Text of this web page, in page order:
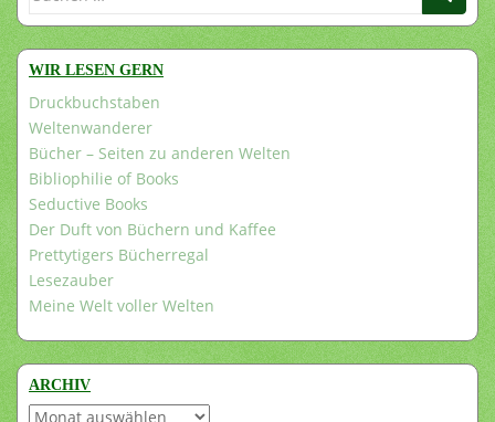
WIR LESEN GERN
Druckbuchstaben
Weltenwanderer
Bücher – Seiten zu anderen Welten
Bibliophilie of Books
Seductive Books
Der Duft von Büchern und Kaffee
Prettytigers Bücherregal
Lesezauber
Meine Welt voller Welten
ARCHIV
Archiv